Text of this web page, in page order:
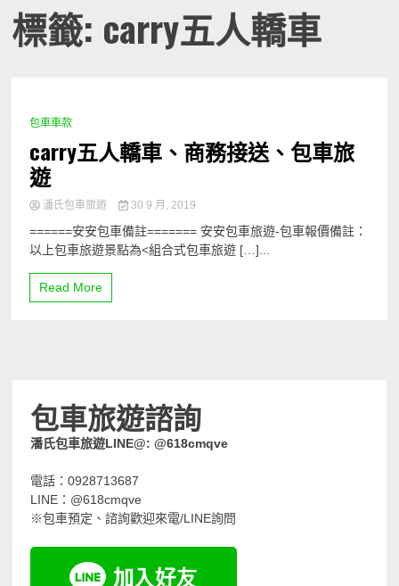
標籤: carry五人轎車
0 Minutes
包車車款
carry五人轎車、商務接送、包車旅
遊
潘氏包車旅遊 30 9 月, 2019
======安安包車備註======= 安安包車旅遊-包車報價備註：
以上包車旅遊景點為<組合式包車旅遊 […]...
Read More
包車旅遊諮詢
潘氏包車旅遊LINE@: @618cmqve
電話：0928713687
LINE：@618cmqve
※包車預定、諮詢歡迎來電/LINE詢問